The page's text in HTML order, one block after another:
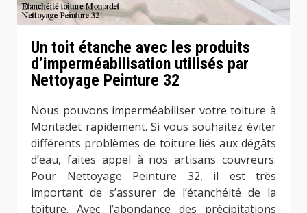
Un toit étanche avec les produits
d’imperméabilisation utilisés par
Nettoyage Peinture 32
Nous pouvons imperméabiliser votre toiture à
Montadet rapidement. Si vous souhaitez éviter
différents problèmes de toiture liés aux dégâts
d’eau, faites appel à nos artisans couvreurs.
Pour Nettoyage Peinture 32, il est très
important de s’assurer de l’étanchéité de la
toiture. Avec l’abondance des précipitations